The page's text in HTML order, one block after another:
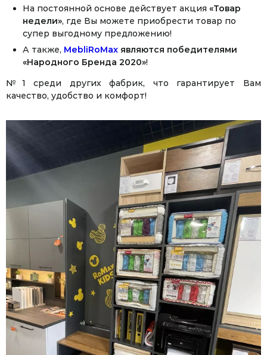
На постоянной основе действует акция «Товар
недели», где Вы можете приобрести товар по
супер выгодному предложению!
А также, MebliRoMax являются победителями
«Народного Бренда 2020»!
№1 среди других фабрик, что гарантирует Вам
качество, удобство и комфорт!